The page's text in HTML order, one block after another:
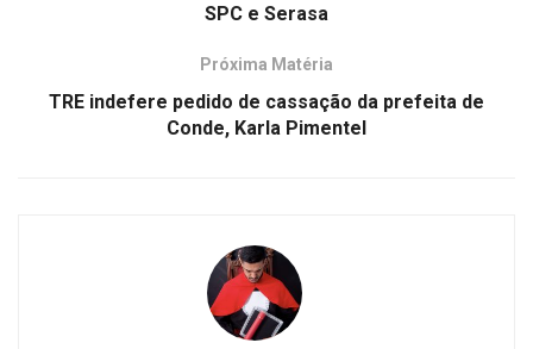
SPC e Serasa
Próxima Matéria
TRE indefere pedido de cassação da prefeita de
Conde, Karla Pimentel